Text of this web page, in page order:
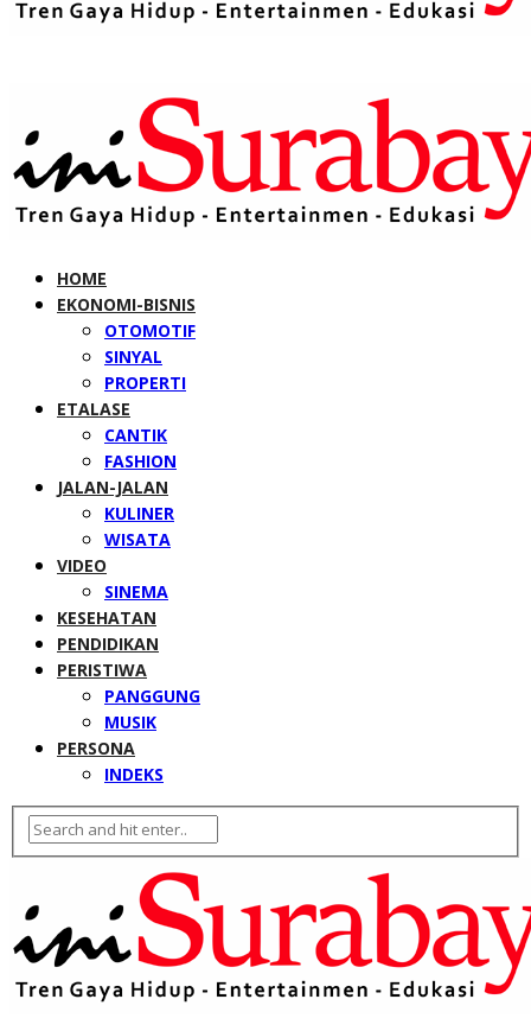
HOME
EKONOMI-BISNIS
OTOMOTIF
SINYAL
PROPERTI
ETALASE
CANTIK
FASHION
JALAN-JALAN
KULINER
WISATA
VIDEO
SINEMA
KESEHATAN
PENDIDIKAN
PERISTIWA
PANGGUNG
MUSIK
PERSONA
INDEKS